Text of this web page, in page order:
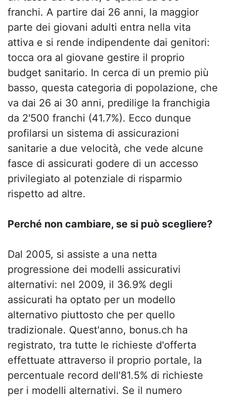
franchi. A partire dai 26 anni, la maggior
parte dei giovani adulti entra nella vita
attiva e si rende indipendente dai genitori:
tocca ora al giovane gestire il proprio
budget sanitario. In cerca di un premio più
basso, questa categoria di popolazione, che
va dai 26 ai 30 anni, predilige la franchigia
da 2'500 franchi (41.7%). Ecco dunque
profilarsi un sistema di assicurazioni
sanitarie a due velocità, che vede alcune
fasce di assicurati godere di un accesso
privilegiato al potenziale di risparmio
rispetto ad altre.
Perché non cambiare, se si può scegliere?
Dal 2005, si assiste a una netta
progressione dei modelli assicurativi
alternativi: nel 2009, il 36.9% degli
assicurati ha optato per un modello
alternativo piuttosto che per quello
tradizionale. Quest'anno, bonus.ch ha
registrato, tra tutte le richieste d'offerta
effettuate attraverso il proprio portale, la
percentuale record dell'81.5% di richieste
per i modelli alternativi. Se il numero